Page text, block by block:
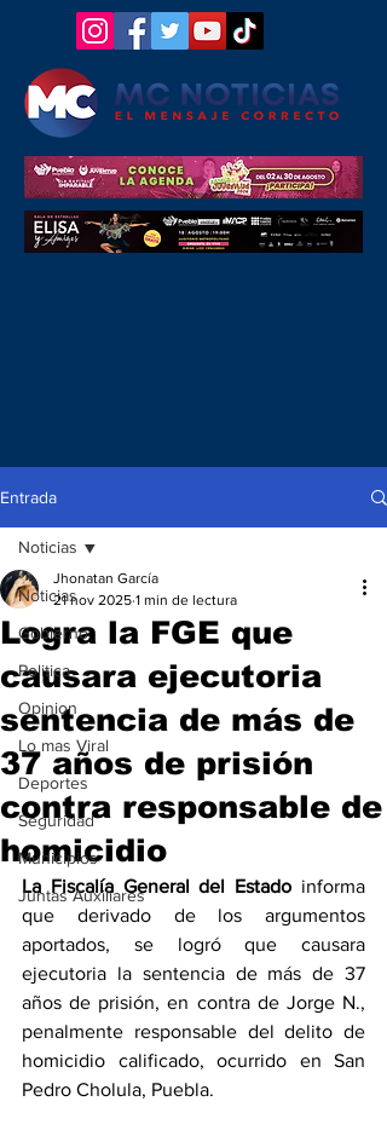
Entrada
Noticias
Gobierno
Politica
Opinion
Lo mas Viral
Deportes
Seguridad
Municipios
Juntas Auxiliares
Noticias
Logra la FGE que
causara ejecutoria
sentencia de más de
37 años de prisión
contra responsable de
homicidio
Jhonatan García
21 nov 2025 1 min de lectura
La Fiscalía General del Estado informa
que derivado de los argumentos
aportados, se logró que causara
ejecutoria la sentencia de más de 37
años de prisión, en contra de Jorge N.,
penalmente responsable del delito de
homicidio calificado, ocurrido en San
Pedro Cholula, Puebla.